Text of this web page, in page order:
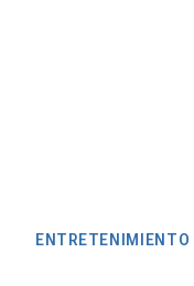
ENTRETENIMIENTO